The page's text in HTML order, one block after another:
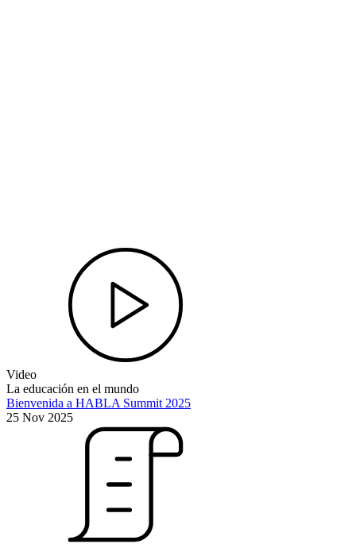
Video
La educación en el mundo
Bienvenida a HABLA Summit 2025
25 Nov 2025